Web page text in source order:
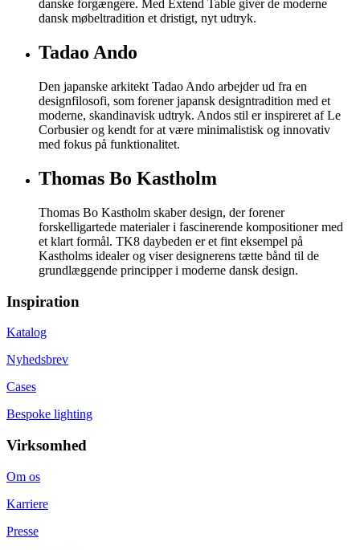
danske forgængere. Med Extend Table giver de moderne
dansk møbeltradition et dristigt, nyt udtryk.
Tadao Ando
Den japanske arkitekt Tadao Ando arbejder ud fra en
designfilosofi, som forener japansk designtradition med et
moderne, skandinavisk udtryk. Andos stil er inspireret af Le
Corbusier og kendt for at være minimalistisk og innovativ
med fokus på funktionalitet.
Thomas Bo Kastholm
Thomas Bo Kastholm skaber design, der forener
forskelligartede materialer i fascinerende kompositioner med
et klart formål. TK8 daybeden er et fint eksempel på
Kastholms idealer og viser designerens tætte bånd til de
grundlæggende principper i moderne dansk design.
Inspiration
Katalog
Nyhedsbrev
Cases
Bespoke lighting
Virksomhed
Om os
Karriere
Presse